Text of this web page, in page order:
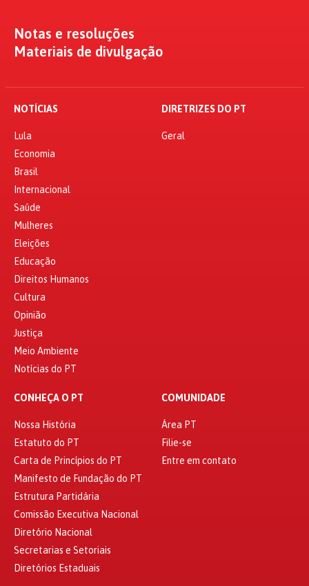
Notas e resoluções
Materiais de divulgação
NOTÍCIAS
Lula
Economia
Brasil
Internacional
Saúde
Mulheres
Eleições
Educação
Direitos Humanos
Cultura
Opinião
Justiça
Meio Ambiente
Notícias do PT
DIRETRIZES DO PT
Geral
CONHEÇA O PT
Nossa História
Estatuto do PT
Carta de Princípios do PT
Manifesto de Fundação do PT
Estrutura Partidária
Comissão Executiva Nacional
Diretório Nacional
Secretarias e Setoriais
Diretórios Estaduais
COMUNIDADE
Área PT
Filie-se
Entre em contato